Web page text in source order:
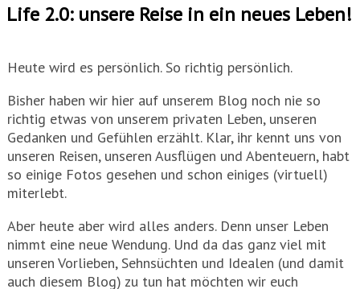
Life 2.0: unsere Reise in ein neues Leben!
Heute wird es persönlich. So richtig persönlich.
Bisher haben wir hier auf unserem Blog noch nie so
richtig etwas von unserem privaten Leben, unseren
Gedanken und Gefühlen erzählt. Klar, ihr kennt uns von
unseren Reisen, unseren Ausflügen und Abenteuern, habt
so einige Fotos gesehen und schon einiges (virtuell)
miterlebt.
Aber heute aber wird alles anders. Denn unser Leben
nimmt eine neue Wendung. Und da das ganz viel mit
unseren Vorlieben, Sehnsüchten und Idealen (und damit
auch diesem Blog) zu tun hat möchten wir euch